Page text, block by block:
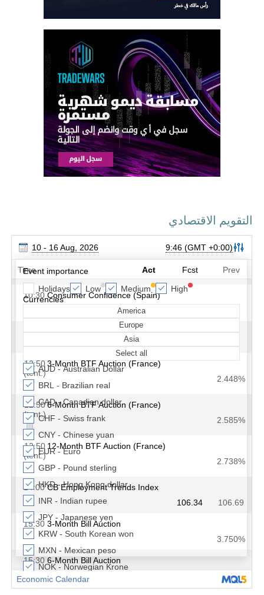
التقويم الاقتصادي